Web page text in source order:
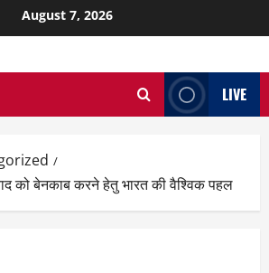
August 7, 2026
LIVE
को बेनकाब करने हेतु भारत की वैश्विक पहल